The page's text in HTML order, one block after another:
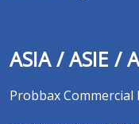
ASIA / ASIE /
Probbax